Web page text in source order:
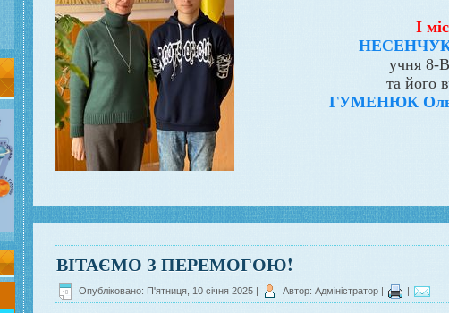
І
учня 8-
та його
ГУМЕНЮК
ВІТАЄМО З ПЕРЕМОГОЮ!
Опубліковано: П'ятниця, 10 січня 2025 Автор: Адміністратор